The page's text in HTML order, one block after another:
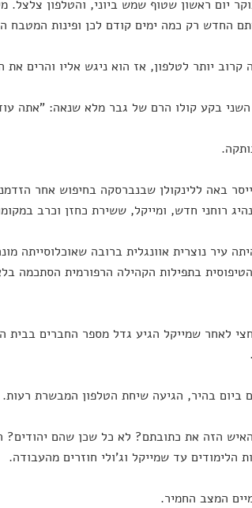
יום ראשון שטוף שמש ביוני, והטלפון צלצל.
החדש רק כמה ימים קודם לכן ופינות המטבח
קרוב יותר לטלפון, אז הוא ניגש אליו והרים
בקע קולו הרם של גבר מלא שנאה: "אתה עוד תצטער
באה ללינקולן שבנברסקה בחיפוש אחר
רוחני חדש, ומייקל, ששירת כחזן וכרב
בתפילות הקהילה הרפורמית הסתכמה
לאחר שמייקל הגיע גדל מספר החברים
ביום בהיר, הגיעה שיחת הטלפון המבשרת רעות.
הזה את כתובתם? לא כל שכן שהם
הלימודים עד שמייקל וג'ולי חוזרים מהעבודה.
המצב החמיר.